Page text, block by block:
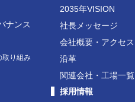
ナンス
取り組み
2035年VISION
社長メッセージ
会社概要・アクセス
沿革
関連会社・工場一覧
採用情報